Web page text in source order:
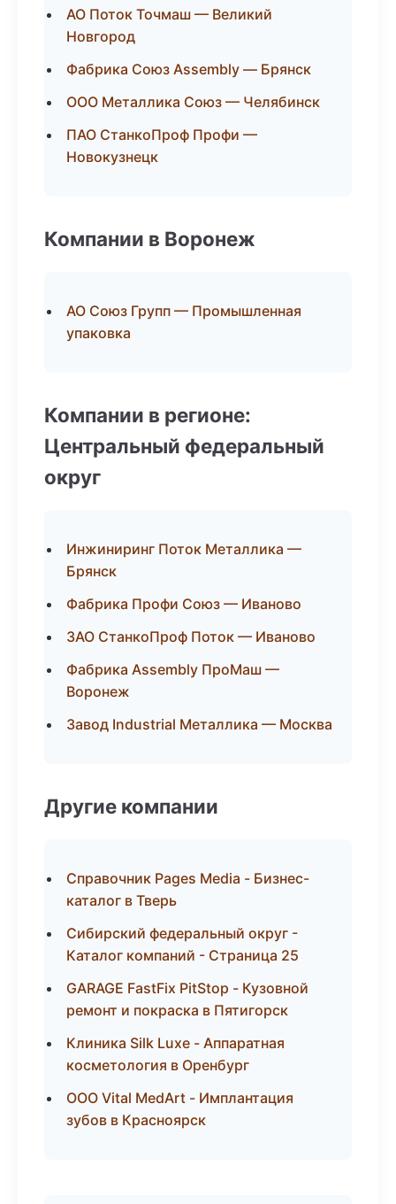
АО Поток Точмаш — Великий
Новгород
Фабрика Союз Assembly — Брянск
ООО Металлика Союз — Челябинск
ПАО СтанкоПроф Профи —
Новокузнецк
Компании в Воронеж
АО Союз Групп — Промышленная
упаковка
Компании в регионе:
Центральный федеральный
округ
Инжиниринг Поток Металлика —
Брянск
Фабрика Профи Союз — Иваново
ЗАО СтанкоПроф Поток — Иваново
Фабрика Assembly ПроМаш —
Воронеж
Завод Industrial Металлика — Москва
Другие компании
Справочник Pages Media - Бизнес-
каталог в Тверь
Сибирский федеральный округ -
Каталог компаний - Страница 25
GARAGE FastFix PitStop - Кузовной
ремонт и покраска в Пятигорск
Клиника Silk Luxe - Аппаратная
косметология в Оренбург
ООО Vital MedArt - Имплантация
зубов в Красноярск